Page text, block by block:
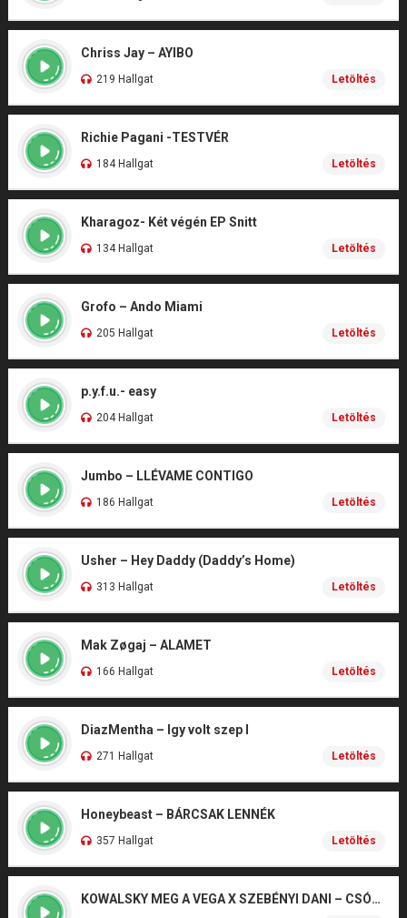
Chriss Jay – AYIBO
219 Hallgat Letöltés
Richie Pagani -TESTVÉR
184 Hallgat Letöltés
Kharagoz- Két végén EP Snitt
134 Hallgat Letöltés
Grofo – Ando Miami
205 Hallgat Letöltés
p.y.f.u.- easy
204 Hallgat Letöltés
Jumbo – LLÉVAME CONTIGO
186 Hallgat Letöltés
Usher – Hey Daddy (Daddy’s Home)
313 Hallgat Letöltés
Mak Zøgaj – ALAMET
166 Hallgat Letöltés
DiazMentha – Igy volt szep I
271 Hallgat Letöltés
Honeybeast – BÁRCSAK LENNÉK
357 Hallgat Letöltés
KOWALSKY MEG A VEGA X SZEBÉNYI DANI – CSÓNAK